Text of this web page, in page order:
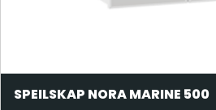
SPEILSKAP NORA MARINE 500